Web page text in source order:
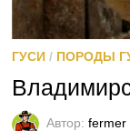
ГУСИ/ ПОРОДЫ
Автор: fermer